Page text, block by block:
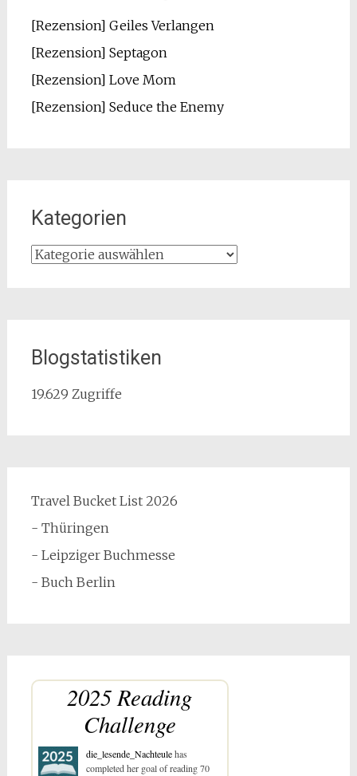
[Rezension] Geiles Verlangen
[Rezension] Septagon
[Rezension] Love Mom
[Rezension] Seduce the Enemy
Kategorien
Kategorien
Blogstatistiken
19.629 Zugriffe
Travel Bucket List 2026
- Thüringen
- Leipziger Buchmesse
- Buch Berlin
2025 Reading
Challenge
die_lesende_Nachteulehas
completed her goal of reading 70